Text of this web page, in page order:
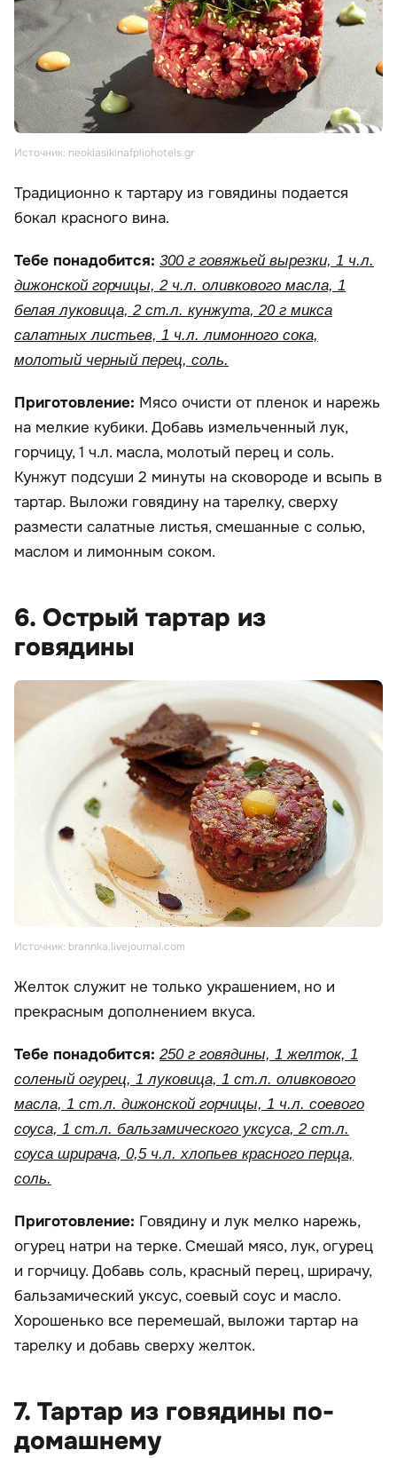
Источник: neoklasikinafpliohotels.gr
Традиционно к тартару из говядины подается
бокал красного вина.
Тебе понадобится: 300 г говяжьей вырезки, 1 ч.л.
дижонской горчицы, 2 ч.л. оливкового масла, 1
белая луковица, 2 ст.л. кунжута, 20 г микса
салатных листьев, 1 ч.л. лимонного сока,
молотый черный перец, соль.
Приготовление: Мясо очисти от пленок и нарежь
на мелкие кубики. Добавь измельченный лук,
горчицу, 1 ч.л. масла, молотый перец и соль.
Кунжут подсуши 2 минуты на сковороде и всыпь в
тартар. Выложи говядину на тарелку, сверху
размести салатные листья, смешанные с солью,
маслом и лимонным соком.
6. Острый тартар из
говядины
Источник: brannka.livejournal.com
Желток служит не только украшением, но и
прекрасным дополнением вкуса.
Тебе понадобится: 250 г говядины, 1 желток, 1
соленый огурец, 1 луковица, 1 ст.л. оливкового
масла, 1 ст.л. дижонской горчицы, 1 ч.л. соевого
соуса, 1 ст.л. бальзамического уксуса, 2 ст.л.
соуса шрирача, 0,5 ч.л. хлопьев красного перца,
соль.
Приготовление: Говядину и лук мелко нарежь,
огурец натри на терке. Смешай мясо, лук, огурец
и горчицу. Добавь соль, красный перец, шрирачу,
бальзамический уксус, соевый соус и масло.
Хорошенько все перемешай, выложи тартар на
тарелку и добавь сверху желток.
7. Тартар из говядины по-
домашнему